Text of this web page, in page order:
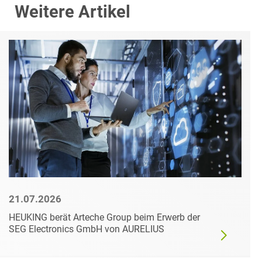
Weitere Artikel
21.07.2026
HEUKING berät Arteche Group beim Erwerb der
SEG Electronics GmbH von AURELIUS